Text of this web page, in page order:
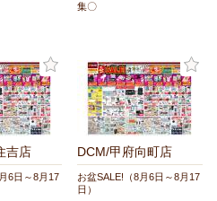
集〇
吉店
6日～8月17
DCM/甲府向町店
お盆SALE!（8月6日～8月17
日）